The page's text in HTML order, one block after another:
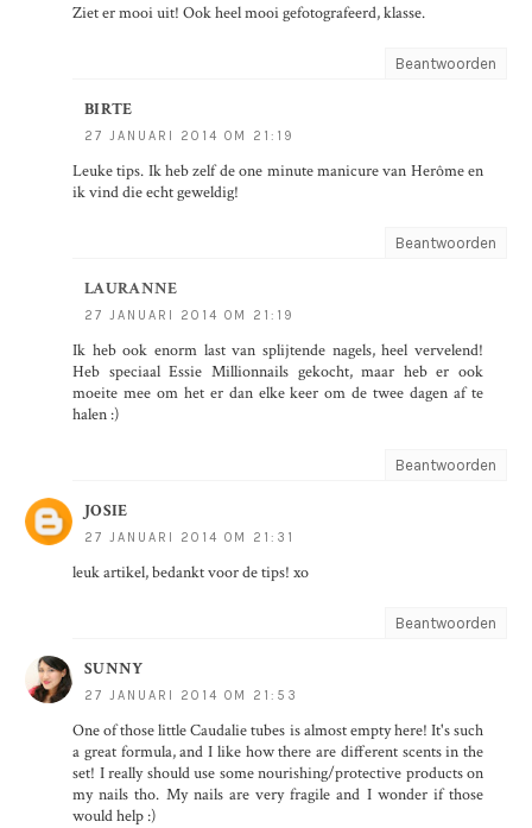
Ziet er mooi uit! Ook heel mooi gefotografeerd, klasse.
Beantwoorden
BIRTE
27 JANUARI 2014 OM 21:19
Leuke tips. Ik heb zelf de one minute manicure van Herôme en
ik vind die echt geweldig!
Beantwoorden
LAURANNE
27 JANUARI 2014 OM 21:19
Ik heb ook enorm last van splijtende nagels, heel vervelend!
Heb speciaal Essie Millionnails gekocht, maar heb er ook
moeite mee om het er dan elke keer om de twee dagen af te
halen :)
Beantwoorden
JOSIE
27 JANUARI 2014 OM 21:31
leuk artikel, bedankt voor de tips! xo
Beantwoorden
SUNNY
27 JANUARI 2014 OM 21:53
One of those little Caudalie tubes is almost empty here! It's such
a great formula, and I like how there are different scents in the
set! I really should use some nourishing/protective products on
my nails tho. My nails are very fragile and I wonder if those
would help :)